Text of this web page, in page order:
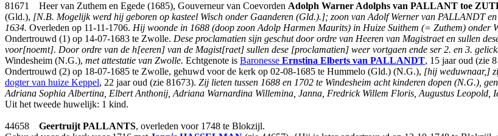
81671 Heer van Zuthem en Egede (1685), Gouverneur van Coevorden Adolph Warner Adolphs van PALLANT toe
(Gld.), [N.B. Mogelijk werd hij geboren op kasteel Wisch onder Gaanderen (Gld.).]; zoon van Adolf Werner van PALLANDT
1634. Overleden op 11-11-1706. Hij woonde in 1688 (doop zoon Adolp Harmen Maurits) in Huize Suithem (= Zuthem) onder
Ondertrouwd (1) op 14-07-1683 te Zwolle. Dese proclamatien sijn geschut door ordre van Heeren van Magistraet en sullen
voor[noemt]. Door ordre van de h[eeren] van de Magist[raet] sullen dese [proclamatien] weer vortgaen ende ser 2. en 3.
Windesheim (N.G.), met attestatie van Zwolle. Echtgenote is Baronesse Ernstina Elberts van PALLANDT, 15 jaar oud (zie
Ondertrouwd (2) op 18-07-1685 te Zwolle, gehuwd voor de kerk op 02-08-1685 te Hummelo (Gld.) (N.G.), [hij weduwnaar,]
dogter van huize Keppel, 22 jaar oud (zie 81673). Zij lieten tussen 1688 en 1702 te Windesheim acht kinderen dopen (N.G.),
Adriana Sophia Albertina, Elbert Anthonij, Adriana Warnardina Willemina, Janna, Fredrick Willem Floris, Augustus Leopold,
Uit het tweede huwelijk: 1 kind.
44658 Geertruijt PALLANTS, overleden voor 1748 te Blokzijl.